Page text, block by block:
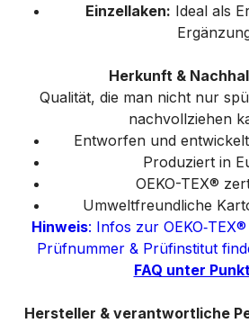
Einzellaken: Ideal als
Herkunft &
Qualität, die man nicht nur
nachvollziehen
Entworfen und
Produziert in
OEKO-TEX®
Umweltfreundliche
Hinweis: Infos zur
Prüfnummer & Prüfinstitut
FAQ unter Punkt
Hersteller & verantwortliche